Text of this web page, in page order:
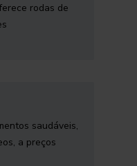
rodas de
saudáveis,
a preços